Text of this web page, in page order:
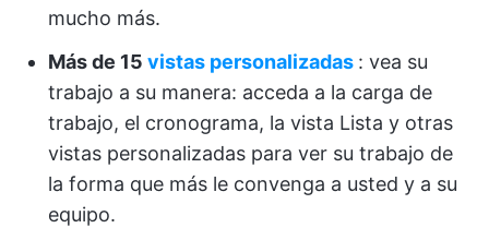
mucho más.
Más de 15 vistas personalizadas : vea su
trabajo a su manera: acceda a la carga de
trabajo, el cronograma, la vista Lista y otras
vistas personalizadas para ver su trabajo de
la forma que más le convenga a usted y a su
equipo.